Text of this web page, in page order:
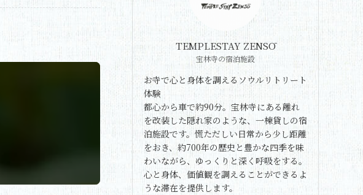
TEMPLESTAY ZENSŌ
宝林寺の宿泊施設
お寺で心と身体を調えるソウルリトリート
体験
都心から車で約90分。宝林寺にある離れ
を改装した隠れ家のような、一棟貸しの宿
泊施設です。慌ただしい日常から少し距離
をおき、約700年の歴史と豊かな四季を味
わいながら、ゆっくりと深く呼吸をする。
心と身体、価値観を調えることができるよ
うな滞在を提供します。